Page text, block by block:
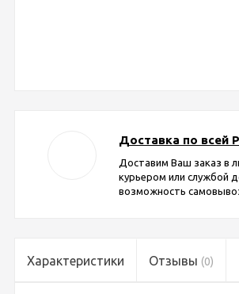
Доставка по всей
Доставим Ваш заказ в
курьером или службой
возможность
Характеристики Отзывы (0)